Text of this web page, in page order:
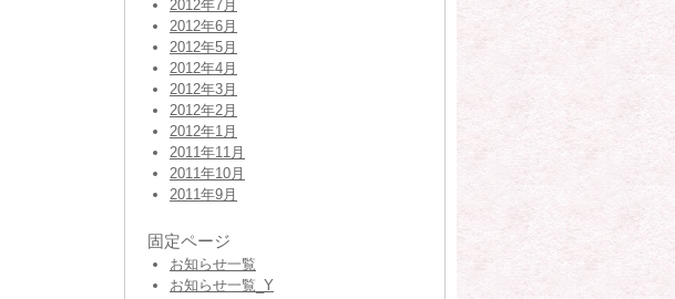
2012年7月
2012年6月
2012年5月
2012年4月
2012年3月
2012年2月
2012年1月
2011年11月
2011年10月
2011年9月
固定ページ
お知らせ一覧
お知らせ一覧_Y